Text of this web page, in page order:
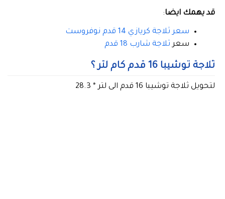
قد يهمك ايضا:
سعر ثلاجة كريازي 14 قدم نوفروست
سعر ثلاجة شارب 18 قدم
ثلاجة توشيبا 16 قدم كام لتر ؟
لتحويل ثلاجة توشيبا 16 قدم الى لتر * 28.3